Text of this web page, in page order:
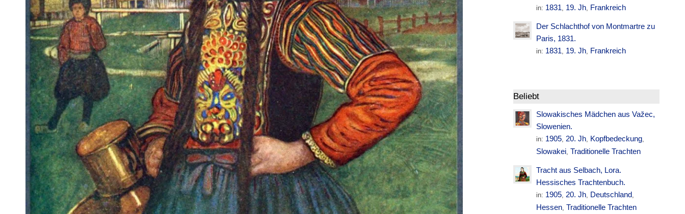
in: 1831, 19. Jh, Frankreich
Der Schlachthof von Montmartre zu
Paris, 1831.
in: 1831, 19. Jh, Frankreich
Beliebt
Slowakisches Mädchen aus Važec,
Slowenien.
in: 1905,20. Jh, Kopfbedeckung,
Slowakei, Traditionelle Trachten
Tracht aus Selbach, Lora.
Hessisches Trachtenbuch.
in: 1905,20. Jh, Deutschland,
Hessen, Traditionelle Trachten